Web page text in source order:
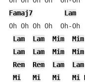
Famaj7
Lam
Oh Oh Oh Oh  Oh-Oh
Lam
Lam Mim
Mim
Lam
Lam Mim
Mim
Rem
Rem Lam
Lam
Mi
Mi Mi Mi